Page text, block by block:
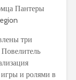
три
и ролями в